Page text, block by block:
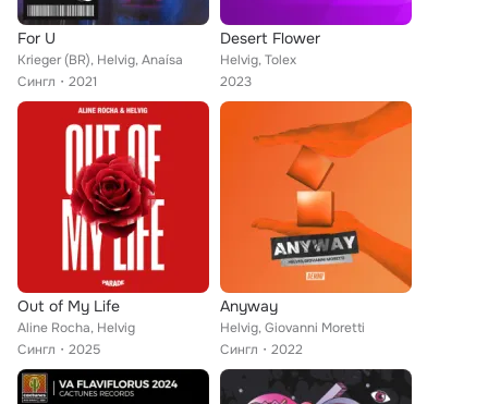
For U
Krieger (BR), Helvig, Anaísa
Сингл
2021
Desert Flower
Helvig, Tolex
2023
Out of My Life
Aline Rocha, Helvig
Сингл
2025
Anyway
Helvig, Giovanni Moretti
Сингл
2022